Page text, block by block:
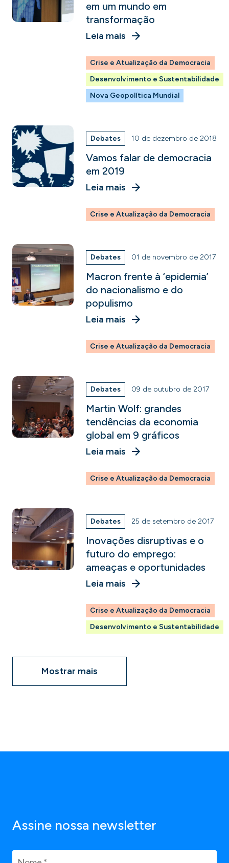
em um mundo em
transformação
Leia mais
Crise e Atualização da Democracia
Desenvolvimento e Sustentabilidade
Nova Geopolítica Mundial
Debates 10 de dezembro de 2018
Vamos falar de democracia
em 2019
Leia mais
Crise e Atualização da Democracia
Debates 01 de novembro de 2017
Macron frente à ‘epidemia’
do nacionalismo e do
populismo
Leia mais
Crise e Atualização da Democracia
Debates 09 de outubro de 2017
Martin Wolf: grandes
tendências da economia
global em 9 gráficos
Leia mais
Crise e Atualização da Democracia
Debates 25 de setembro de 2017
Inovações disruptivas e o
futuro do emprego:
ameaças e oportunidades
Leia mais
Crise e Atualização da Democracia
Desenvolvimento e Sustentabilidade
Mostrar mais
Assine nossa newsletter